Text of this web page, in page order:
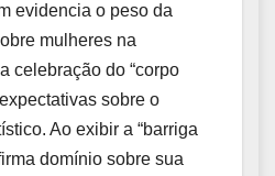
evidencia o peso da
mulheres na
celebração do “corpo
sobre o
Ao exibir a “barriga
domínio sobre sua